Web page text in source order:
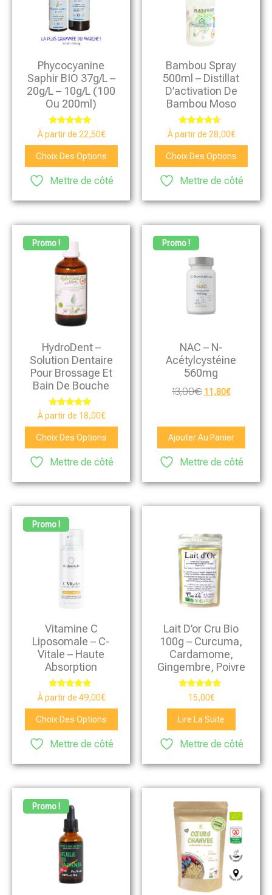
Phycocyanine
Saphir BIO 37g/L –
20g/L – 10g/L (100
Ou 200ml)
Note
4.85
sur 5
À partir de 22,50€
Choix Des Options
Mettre de côté
Bambou Spray
500ml – Distillat
D’activation De
Bambou Moso
Note
4.46
sur 5
À partir de 28,00€
Choix Des Options
Mettre de côté
Promo !
HydroDent –
Solution Dentaire
Pour Brossage Et
Bain De Bouche
Note
4.75
sur 5
À partir de 18,00€
Choix Des Options
Mettre de côté
Promo !
NAC – N-
Acétylcystéine
560mg
13,00€ 11,80€
Ajouter Au Panier
Mettre de côté
Promo !
Vitamine C
Liposomale – C-
Vitale – Haute
Absorption
Note
5.00
sur 5
À partir de 49,00€
Choix Des Options
Mettre de côté
Lait D’or Cru Bio
100g – Curcuma,
Cardamome,
Gingembre, Poivre
Note
5.00
sur 5
15,00€
Lire La Suite
Mettre de côté
Promo !